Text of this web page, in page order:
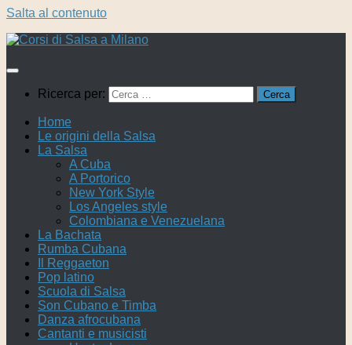
Salta al contenuto
Ricerca per:
Home
Le origini della Salsa
La Salsa
A Cuba
A Portorico
New York Style
Los Angeles style
Colombiana e Venezuelana
La Bachata
Rumba Cubana
Il Reggaeton
Pop latino
Scuola di Salsa
Son Cubano e Timba
Danza afrocubana
Cantanti e musicisti